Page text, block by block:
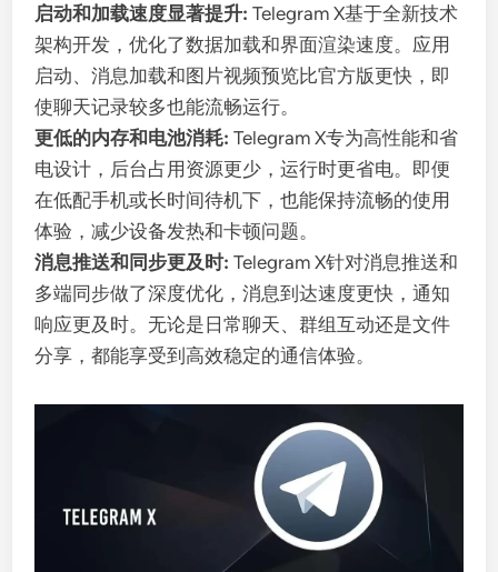
启动和加载速度显著提升: Telegram X基于全新技术
架构开发，优化了数据加载和界面渲染速度。应用
启动、消息加载和图片视频预览比官方版更快，即
使聊天记录较多也能流畅运行。
更低的内存和电池消耗: Telegram X专为高性能和省
电设计，后台占用资源更少，运行时更省电。即便
在低配手机或长时间待机下，也能保持流畅的使用
体验，减少设备发热和卡顿问题。
消息推送和同步更及时: Telegram X针对消息推送和
多端同步做了深度优化，消息到达速度更快，通知
响应更及时。无论是日常聊天、群组互动还是文件
分享，都能享受到高效稳定的通信体验。